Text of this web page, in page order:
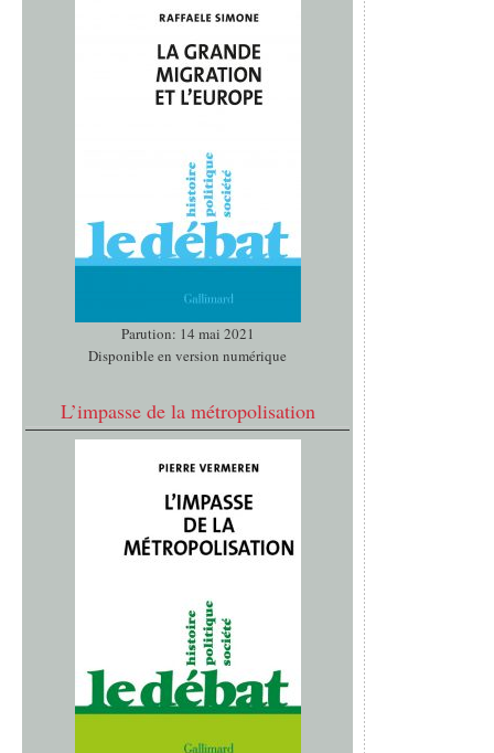
Parution: 14 mai 2021
Disponible en version numérique
L’impasse de la métropolisation